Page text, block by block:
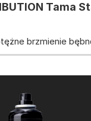
Tama
brzmienie